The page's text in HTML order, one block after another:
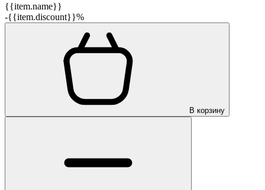
{{item.name}}
-{{item.discount}}%
В корзину